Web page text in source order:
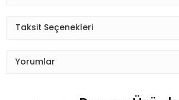
Taksit Seçenekleri
Yorumlar